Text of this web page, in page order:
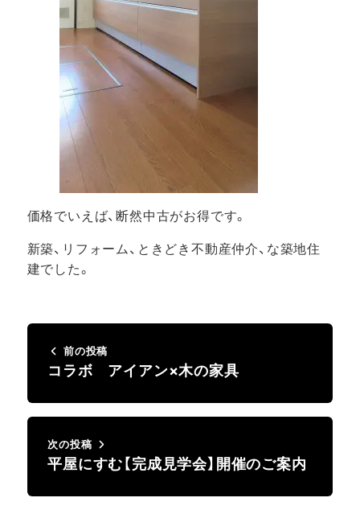
価格でいえば、断然中古がお得です。
新築、リフォーム、ときどき不動産仲介、な築地住
建でした。
前の投稿
コラボ アイアン×木の家具
次の投稿
平屋にすむ【完成見学会】開催のご案内